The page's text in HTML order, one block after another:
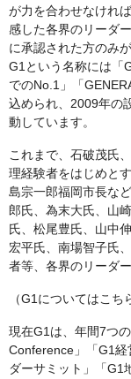
が力を合わせなけれ
感した各界のリーダ
に承認された方のみ
G1という名称には「
でのNo.1」「
込められ、2009年の
動しています。
これまで、石破茂氏
理経験者をはじめと
島宗一郎福岡市長な
郎氏、為末大氏、山
氏、松尾豊氏、山中
宏平氏、南場智子氏
者等、各界のリーダ
（G1についてはこち
現在G1は、年間7つ
Conference」「G1
ダーサミット」「G1